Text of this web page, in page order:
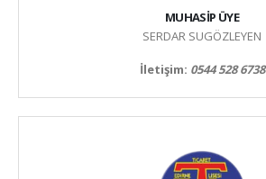
MUHASİP ÜYE
SERDAR SUGÖZLEYEN
İletişim: 0544 528 6738